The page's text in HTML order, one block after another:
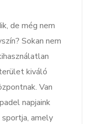
de még nem
Sokan nem
kiváló
Van
napjaink
amely